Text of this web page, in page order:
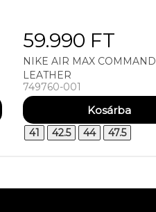
59.990 FT
NIKE AIR MAX COMMAND
LEATHER
749760-001
41 42.5 44 47.5